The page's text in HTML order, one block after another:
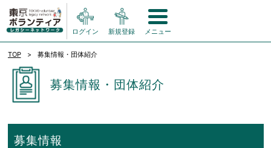
ログイン 新規登録 メニュー
TOP 募集情報・団体紹介
募集情報・団体紹介
募集情報